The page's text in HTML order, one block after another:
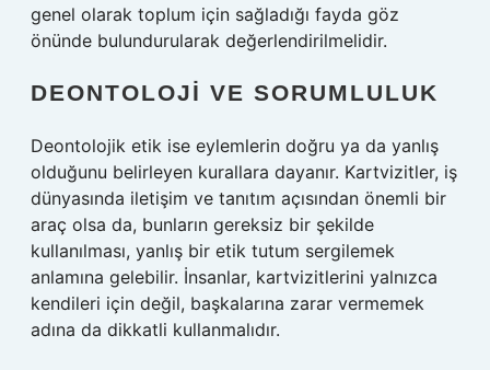
genel olarak toplum için sağladığı fayda göz
önünde bulundurularak değerlendirilmelidir.
DEONTOLOJI VE SORUMLULUK
Deontolojik etik ise eylemlerin doğru ya da yanlış
olduğunu belirleyen kurallara dayanır. Kartvizitler, iş
dünyasında iletişim ve tanıtım açısından önemli bir
araç olsa da, bunların gereksiz bir şekilde
kullanılması, yanlış bir etik tutum sergilemek
anlamına gelebilir. İnsanlar, kartvizitlerini yalnızca
kendileri için değil, başkalarına zarar vermemek
adına da dikkatli kullanmalıdır.